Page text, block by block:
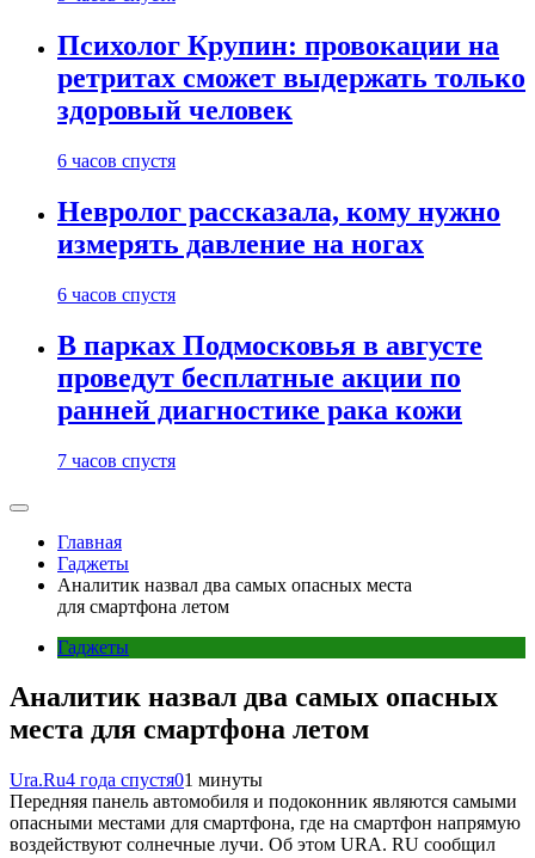
Психолог Крупин: провокации на
ретритах сможет выдержать только
здоровый человек
6 часов спустя
Невролог рассказала, кому нужно
измерять давление на ногах
6 часов спустя
В парках Подмосковья в августе
проведут бесплатные акции по
ранней диагностике рака кожи
7 часов спустя
Главная
Гаджеты
Аналитик назвал два самых опасных места
для смартфона летом
Гаджеты
Аналитик назвал два самых опасных
места для смартфона летом
Ura.Ru4 года спустя01 минуты
Передняя панель автомобиля и подоконник являются самыми
опасными местами для смартфона, где на смартфон напрямую
воздействуют солнечные лучи. Об этом URA. RU сообщил